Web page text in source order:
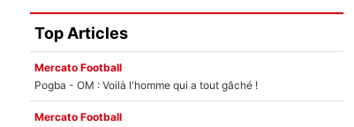
Top Articles
Mercato Football
Pogba - OM : Voilà l'homme qui a tout gâché !
Mercato Football